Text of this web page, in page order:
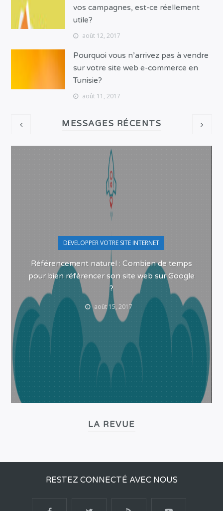
vos campagnes, est-ce réellement
utile?
août 12, 2017
Pourquoi vous n’arrivez pas à vendre
sur votre site web e-commerce en
Tunisie?
août 11, 2017
MESSAGES RÉCENTS
DEVELOPPER VOTRE SITE INTERNET
Référencement naturel : Combien de temps
pour bien référencer son site web sur Google
?
août 15, 2017
LA REVUE
RESTEZ CONNECTÉ AVEC NOUS